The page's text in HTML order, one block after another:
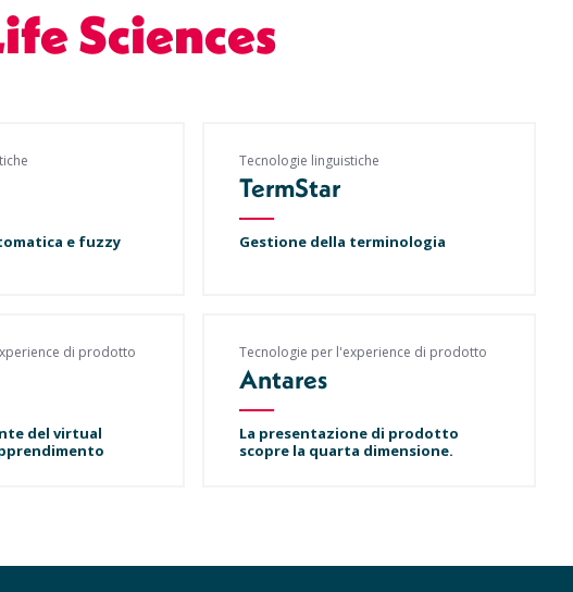
Sciences
e fuzzy
Tecnologie linguistiche
TermStar
Gestione della terminologia
di prodotto
del virtual
Tecnologie per l'experience di prodotto
Antares
La presentazione di prodotto
scopre la quarta dimensione.